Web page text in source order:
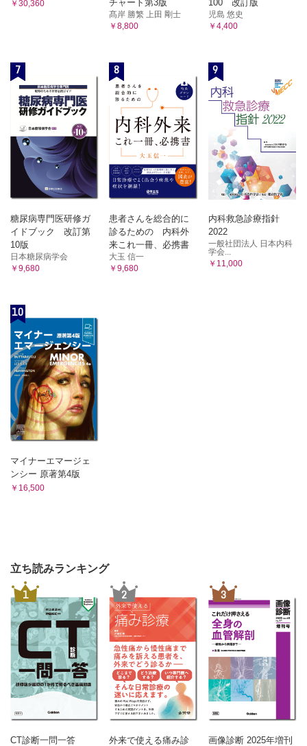
￥30,360
チャート第3版
髙岸 勝繁 上田 剛士
￥8,800
100 改訂版
児島 悠史
￥4,400
7
糖尿病専門医研修ガ
イドブック 改訂第
10版
日本糖尿病学会
￥9,680
8
患者さんを総合的に
診るための 内科外
来これ一冊、必携書
大玉 信一
￥9,680
9
内科救急診療指針
2022
一般社団法人 日本内科
学会...
￥11,000
10
マイナーエマージェ
ンシー 原著第4版
￥16,500
立ち読みランキング
1
CT診断一問一答
2
外来で使える痛み診
3
画像診断 2025年増刊